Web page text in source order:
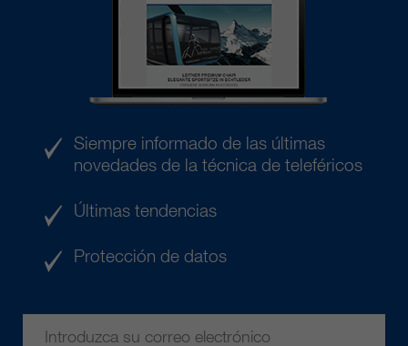
Siempre informado de las últimas
novedades de la técnica de teleféricos
Últimas tendencias
Protección de datos